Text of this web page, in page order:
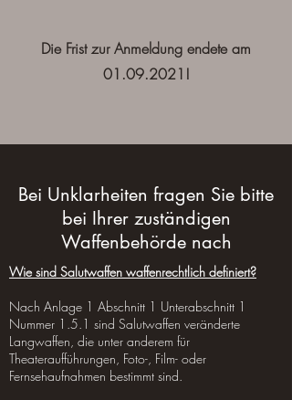
Die Frist zur Anmeldung endete am
01.09.2021 !
Bei Unklarheiten fragen Sie bitte
bei Ihrer zuständigen
Waffenbehörde nach
Wie sind Salutwaffen waffenrechtlich definiert?
Nach Anlage 1 Abschnitt 1 Unterabschnitt 1
Nummer 1.5.1 sind Salutwaffen veränderte
Langwaffen, die unter anderem für
Theateraufführungen, Foto-, Film- oder
Fernsehaufnahmen bestimmt sind.